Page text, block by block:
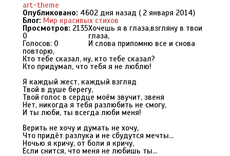
art-theme
Опубликовано: 4602 дня назад ( 2 января 2014)
Блог: Мир красивых стихов
Просмотров: 2135
0
Голосов: 0
Хочешь я в глаза,взгляну в твои
глаза,
И слова припомню все и снова
повторю,
Кто тебе сказал, ну, кто тебе сказал?
Кто придумал, что тебя я не люблю!
Я каждый жест, каждый взгляд
Твой в душе берегу,
Твой голос в сердце моём звучит, звеня
Нет, никогда я тебя разлюбить не смогу,
И ты люби, ты всегда люби меня!
Верить не хочу и думать не хочу,
Что придёт разлука и не сбудутся мечты...
Ночью я кричу, от боли я кричу,
Если снится, что меня не любишь ты...